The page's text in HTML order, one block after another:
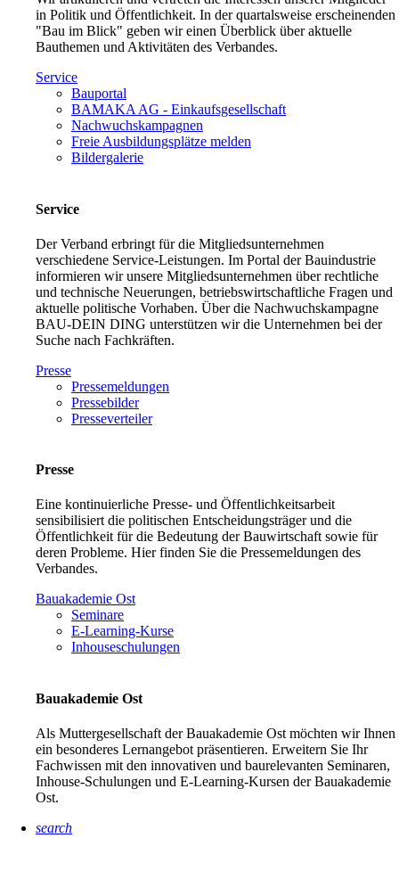
in Politik und Öffentlichkeit. In der quartalsweise erscheinenden
"Bau im Blick" geben wir einen Überblick über aktuelle
Bauthemen und Aktivitäten des Verbandes.
Service
Bauportal
BAMAKA AG - Einkaufsgesellschaft
Nachwuchskampagnen
Freie Ausbildungsplätze melden
Bildergalerie
Service
Der Verband erbringt für die Mitgliedsunternehmen
verschiedene Service-Leistungen. Im Portal der Bauindustrie
informieren wir unsere Mitgliedsunternehmen über rechtliche
und technische Neuerungen, betriebswirtschaftliche Fragen und
aktuelle politische Vorhaben. Über die Nachwuchskampagne
BAU-DEIN DING unterstützen wir die Unternehmen bei der
Suche nach Fachkräften.
Presse
Pressemeldungen
Pressebilder
Presseverteiler
Presse
Eine kontinuierliche Presse- und Öffentlichkeitsarbeit
sensibilisiert die politischen Entscheidungsträger und die
Öffentlichkeit für die Bedeutung der Bauwirtschaft sowie für
deren Probleme. Hier finden Sie die Pressemeldungen des
Verbandes.
Bauakademie Ost
Seminare
E-Learning-Kurse
Inhouseschulungen
Bauakademie Ost
Als Muttergesellschaft der Bauakademie Ost möchten wir Ihnen
ein besonderes Lernangebot präsentieren. Erweitern Sie Ihr
Fachwissen mit den innovativen und baurelevanten Seminaren,
Inhouse-Schulungen und E-Learning-Kursen der Bauakademie
Ost.
search